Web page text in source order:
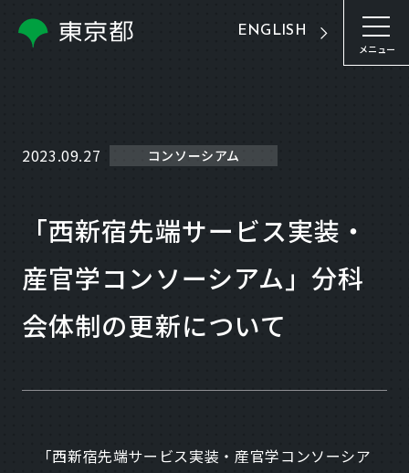
ENGLISH
メニュー
2023.09.27 コンソーシアム
「西新宿先端サービス実装・
産官学コンソーシアム」分科
会体制の更新について
「西新宿先端サービス実装・産官学コンソーシア